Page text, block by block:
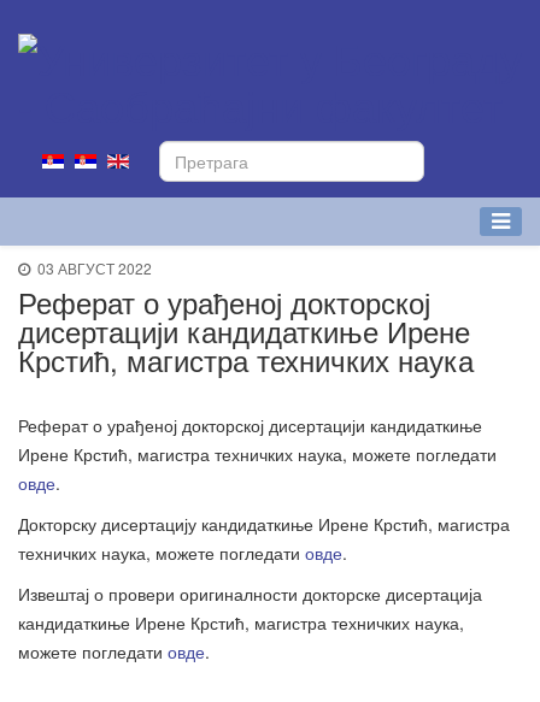
03 АВГУСТ 2022
Реферат о урађеној докторској
дисертацији кандидаткиње Ирене
Крстић, магистра техничких наука
Реферат о урађеној докторској дисертацији кандидаткиње
Ирене Крстић, магистра техничких наука, можете погледати
овде.
Докторску дисертацију кандидаткиње Ирене Крстић, магистра
техничких наука, можете погледати овде.
Извештај о провери оригиналности докторске дисертација
кандидаткиње Ирене Крстић, магистра техничких наука,
можете погледати овде.